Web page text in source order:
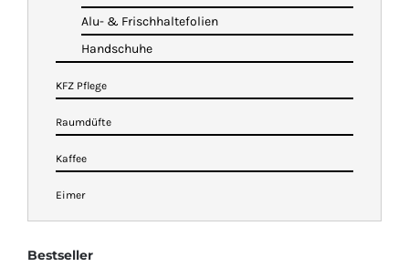
Alu- & Frischhaltefolien
Handschuhe
KFZ Pflege
Raumdüfte
Kaffee
Eimer
Bestseller